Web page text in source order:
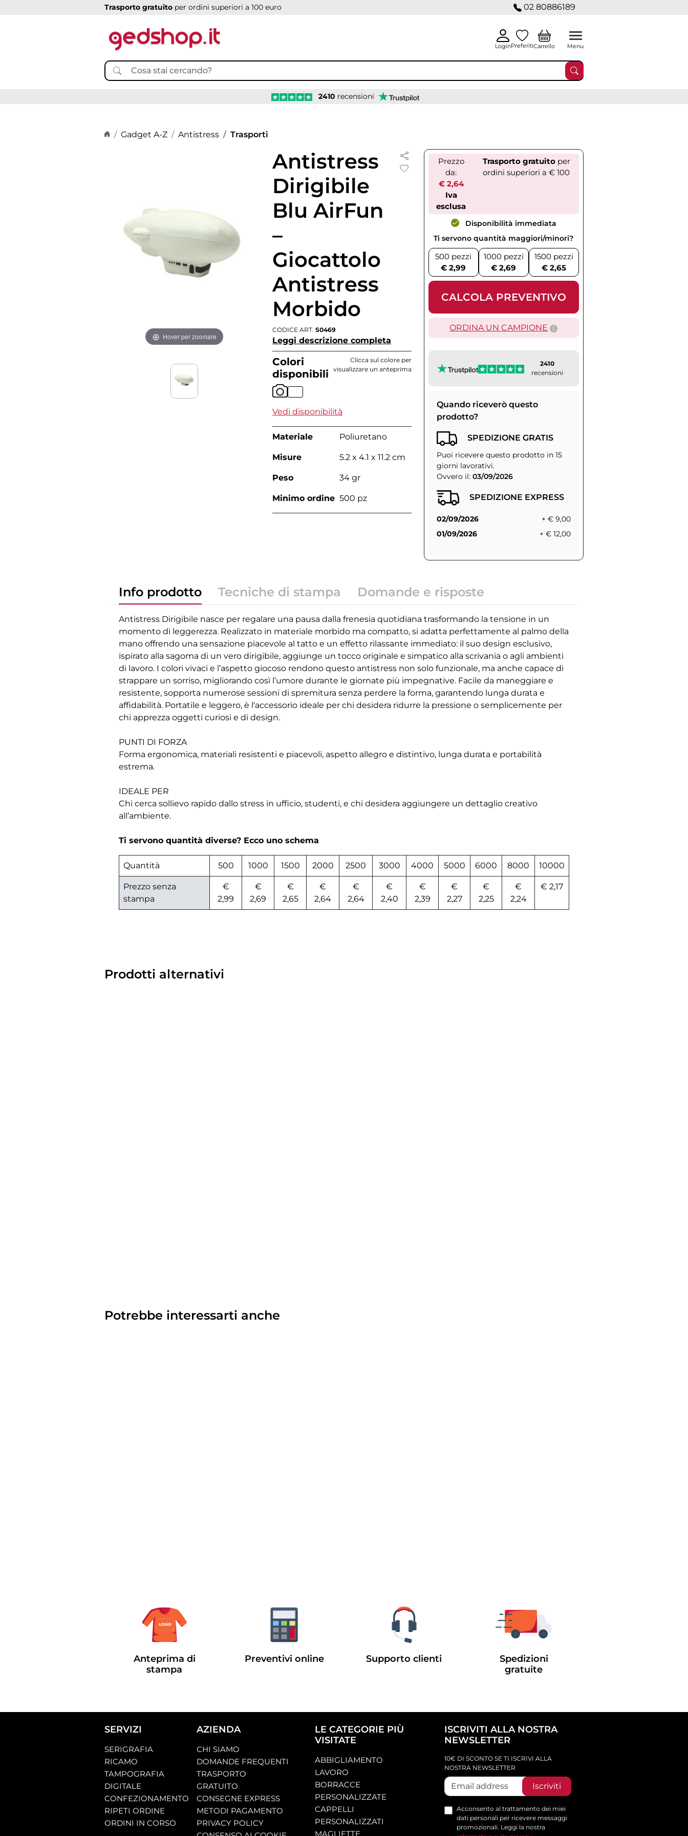
Trasporto gratuito per ordini superiori a 100 euro 02 80886189
LoginPreferitiCarrello Menu
2410 recensioni
Home page
Gadget A-Z Antistress Trasporti
Hover per zoomare
Antistress
Dirigibile
Blu AirFun
–
Giocattolo
Antistress
Morbido
CODICE ART. S0469
Leggi descrizione completa
Colori
disponibili
Clicca sul colore per
visualizzare un anteprima
Vedi disponibilità
Materiale Poliuretano
Misure 5.2 x 4.1 x 11.2 cm
Peso 34 gr
Minimo ordine 500 pz
Prezzo
da:
€ 2,64
Iva
esclusa
Trasporto gratuitoper
ordini superiori a € 100
Disponibilità immediata
Ti servono quantità maggiori/minori?
500 pezzi
€ 2,99
1000 pezzi
€ 2,69
1500 pezzi
€ 2,65
CALCOLA PREVENTIVO
ORDINA UN CAMPIONE
2410
recensioni
Quando riceverò questo
prodotto?
SPEDIZIONE GRATIS
Puoi ricevere questo prodotto in 15
giorni lavorativi.
Ovvero il: 03/09/2026
SPEDIZIONE EXPRESS
02/09/2026
+ € 9,00
01/09/2026
+ € 12,00
Info prodotto Tecniche di stampa Domande e risposte
Antistress Dirigibile nasce per regalare una pausa dalla frenesia quotidiana trasformando la tensione in un
momento di leggerezza. Realizzato in materiale morbido ma compatto, si adatta perfettamente al palmo della
mano offrendo una sensazione piacevole al tatto e un effetto rilassante immediato: il suo design esclusivo,
ispirato alla sagoma di un vero dirigibile, aggiunge un tocco originale e simpatico alla scrivania o agli ambienti
di lavoro. I colori vivaci e l’aspetto giocoso rendono questo antistress non solo funzionale, ma anche capace di
strappare un sorriso, migliorando così l’umore durante le giornate più impegnative. Facile da maneggiare e
resistente, sopporta numerose sessioni di spremitura senza perdere la forma, garantendo lunga durata e
affidabilità. Portatile e leggero, è l'accessorio ideale per chi desidera ridurre la pressione o semplicemente per
chi apprezza oggetti curiosi e di design.
PUNTI DI FORZA
Forma ergonomica, materiali resistenti e piacevoli, aspetto allegro e distintivo, lunga durata e portabilità
estrema.
IDEALE PER
Chi cerca sollievo rapido dallo stress in ufficio, studenti, e chi desidera aggiungere un dettaglio creativo
all’ambiente.
Ti servono quantità diverse? Ecco uno schema
Quantità 500 1000 1500 2000 2500 3000 4000 5000 6000 8000 10000
Prezzo senza
stampa
€
2,99
€
2,69
€
2,65
€
2,64
€
2,64
€
2,40
€
2,39
€
2,27
€
2,25
€
2,24
€ 2,17
Prodotti alternativi
Potrebbe interessarti anche
Anteprima di
stampa
Preventivi online Supporto clienti
Spedizioni
gratuite
SERVIZI
SERIGRAFIA
RICAMO
TAMPOGRAFIA
DIGITALE
CONFEZIONAMENTO
RIPETI ORDINE
ORDINI IN CORSO
AZIENDA
CHI SIAMO
DOMANDE FREQUENTI
TRASPORTO
GRATUITO
CONSEGNE EXPRESS
METODI PAGAMENTO
PRIVACY POLICY
LE CATEGORIE PIÙ
VISITATE
ABBIGLIAMENTO
LAVORO
BORRACCE
PERSONALIZZATE
CAPPELLI
PERSONALIZZATI
MAGLIETTE
ISCRIVITI ALLA NOSTRA
NEWSLETTER
10€ DI SCONTO SE TI ISCRIVI ALLA
NOSTRA NEWSLETTER
Iscriviti
Acconsento al trattamento dei miei
dati personali per ricevere messaggi
promozionali. Leggi la nostra